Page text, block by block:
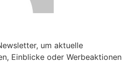
um aktuelle
Einblicke oder Werbeaktionen